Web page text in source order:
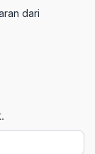
dari